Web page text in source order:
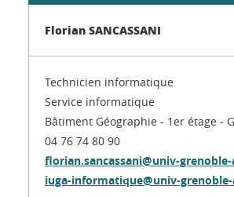
Florian SANCASSANI
Technicien informatique
Service informatique
Bâtiment Géographie - 1er étage -
04 76 74 80 90
florian.sancassani@univ-
iuga-informatique@univ-